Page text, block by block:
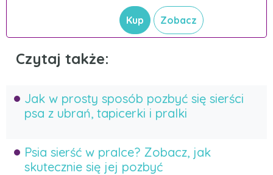
Kup Zobacz
Czytaj także:
Jak w prosty sposób pozbyć się sierści
psa z ubrań, tapicerki i pralki
Psia sierść w pralce? Zobacz, jak
skutecznie się jej pozbyć